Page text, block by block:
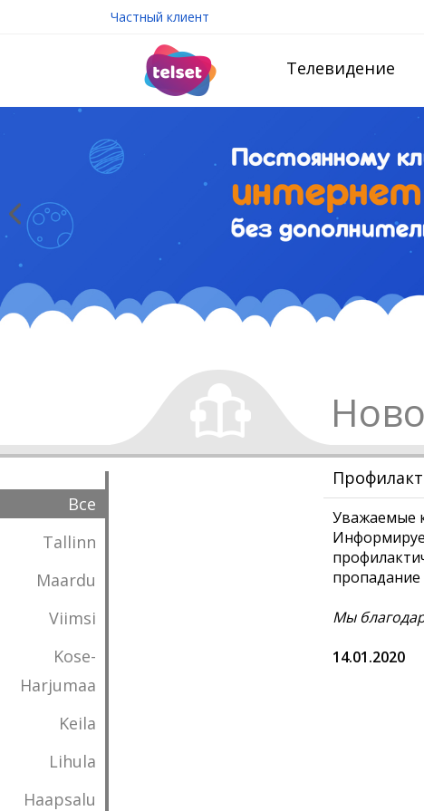
Частный клиент
Телевидение
Все
Tallinn
Maardu
Viimsi
Kose-
Harjumaa
Keila
Lihula
Haapsalu
Уважаемые
пропадание
Мы
14.01.2020